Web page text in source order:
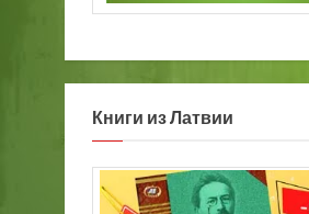
Книги из Латвии